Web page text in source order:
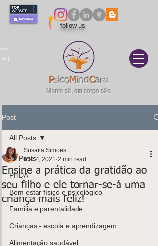
PsicoMindCare
Mente sã, em corpo são
follow us
Post
All Posts
PHDA
Bem estar físico e psicológico
Familia e parentalidade
Crianças - escola e aprendizagem
Alimentação saudável
All Posts
Ensine a prática da gratidão ao
seu filho e ele tornar-se-á uma
criança mais feliz!
Susana Simões
Mar 4, 2021 2 min read